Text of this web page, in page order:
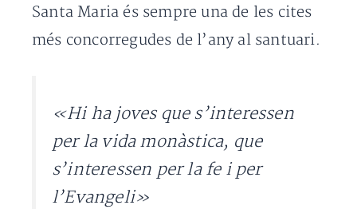
Santa Maria és sempre una de les cites
més concorregudes de l’any al santuari.
«Hi ha joves que s’interessen
per la vida monàstica, que
s’interessen per la fe i per
l’Evangeli»